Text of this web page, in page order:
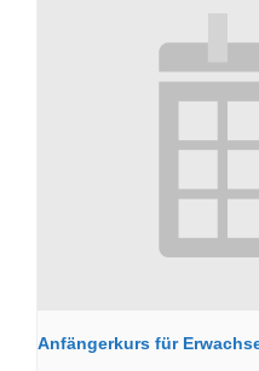
Anfängerkurs für